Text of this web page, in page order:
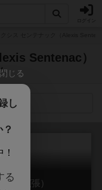
Sentenac）
（拡張）
閉じる
し
る